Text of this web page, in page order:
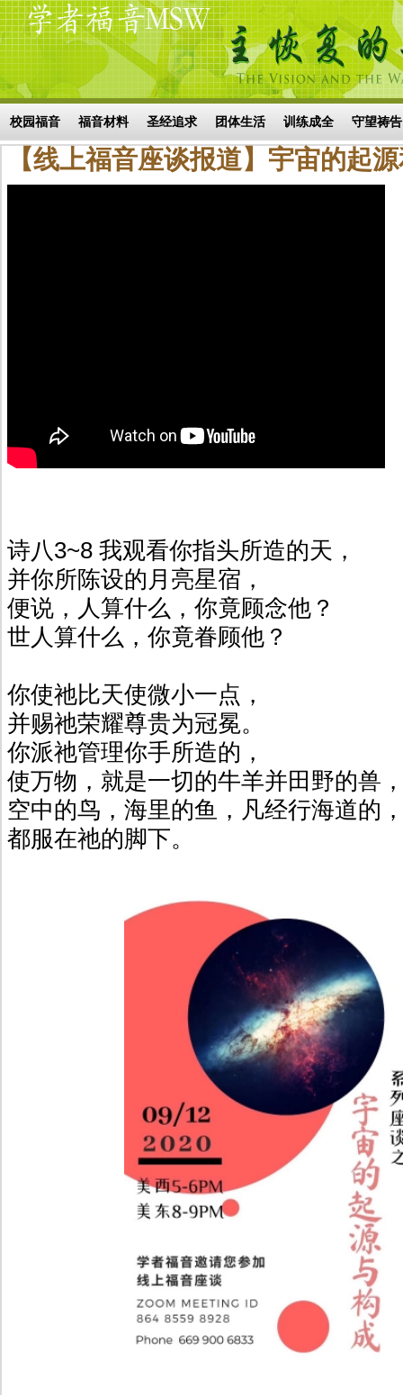
Skip to main content
搜索表单
校园福音 福音材料 圣经追求 团体生活 训练成全 守望祷告
【线上福音座谈报道】宇宙的起
诗八3~8 我观看你指头所造的天，
并你所陈设的月亮星宿，
便说，人算什么，你竟顾念他？
世人算什么，你竟眷顾他？
你使祂比天使微小一点，
并赐祂荣耀尊贵为冠冕。
你派祂管理你手所造的，
使万物，就是一切的牛羊并田野的兽
空中的鸟，海里的鱼，凡经行海道的
都服在祂的脚下。